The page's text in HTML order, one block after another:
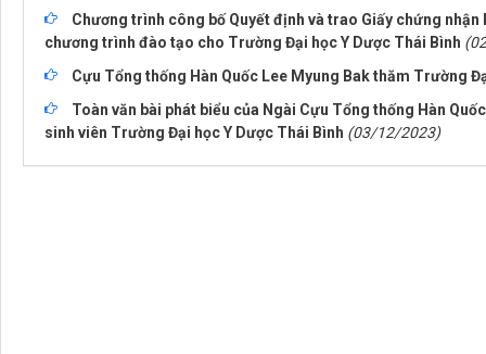
Chương trình công bố Quyết định và trao Giấy chứng
chương trình đào tạo cho Trường Đại học Y Dược Thái Bình
Cựu Tổng thống Hàn Quốc Lee Myung Bak thăm Trường
Toàn văn bài phát biểu của Ngài Cựu Tổng thống Hàn
sinh viên Trường Đại học Y Dược Thái Bình (03/12/2023)